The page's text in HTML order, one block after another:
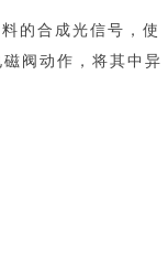
的合成光信号，使
阀动作，将其中异